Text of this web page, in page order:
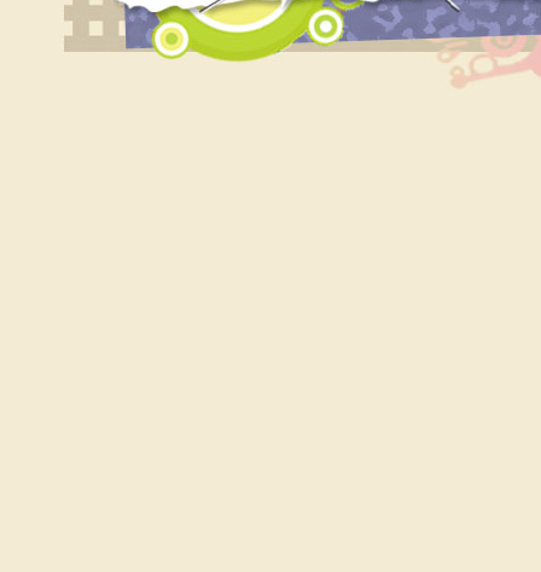
Marie
Qui consulter pour un bilan psychométrique ?
Siouplet
Qui consulter pour un bilan psychométrique ?